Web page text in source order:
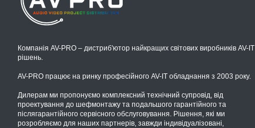
Компанія AV-PRO – дистриб'ютор найкращих світових виробників AV-IT
рішень.
AV-PRO працює на ринку професійного AV-IT обладнання з 2003 року.
Дилерам ми пропонуємо комплексний технічний супровід, від
проектування до шефмонтажу та подальшого гарантійного та
післягарантійного сервісного обслуговування. Рішення, які ми
розробляємо для наших партнерів, завжди індивідуалізовані,